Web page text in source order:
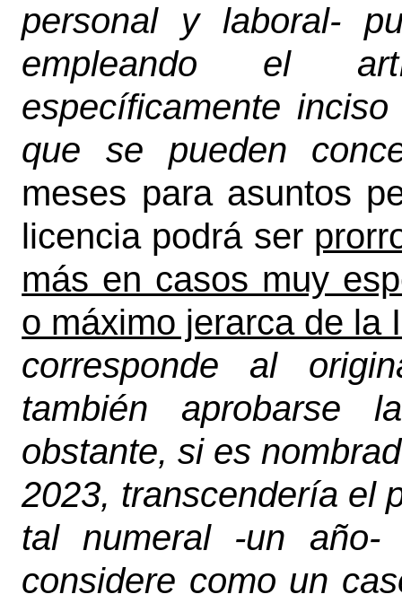
personal y laboral-
empleando el
específicamente
que se pueden
meses para asuntos
licencia podrá ser
más en casos muy
o máximo jerarca de la
corresponde al
también aprobarse
obstante, si es
2023, transcendería el
tal numeral -un
considere como un